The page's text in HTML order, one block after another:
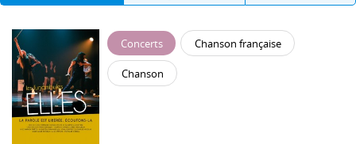
Concerts Chanson française
Chanson